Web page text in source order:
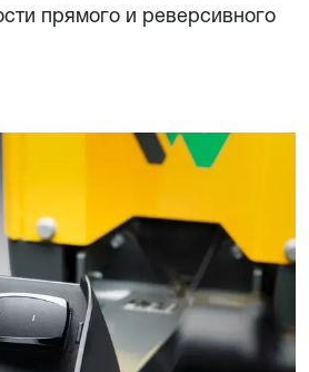
прямого и реверсивного